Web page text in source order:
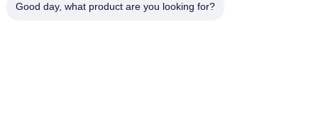
Gancio e nastro
Toppe su ordinazione
Good day, what product are you looking for?